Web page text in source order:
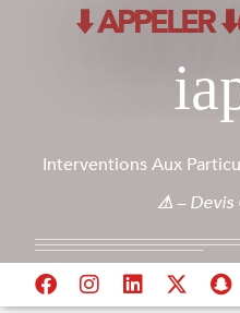
⬇️ APPELER ⬇️
Interventions Aux
⚠–